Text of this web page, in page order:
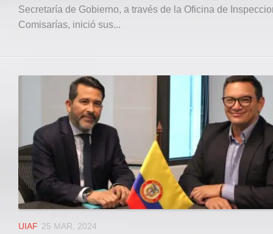
Secretaría de Gobierno, a través de la Oficina de
Comisarías, inició sus...
UIAF 25 MAR, 2024